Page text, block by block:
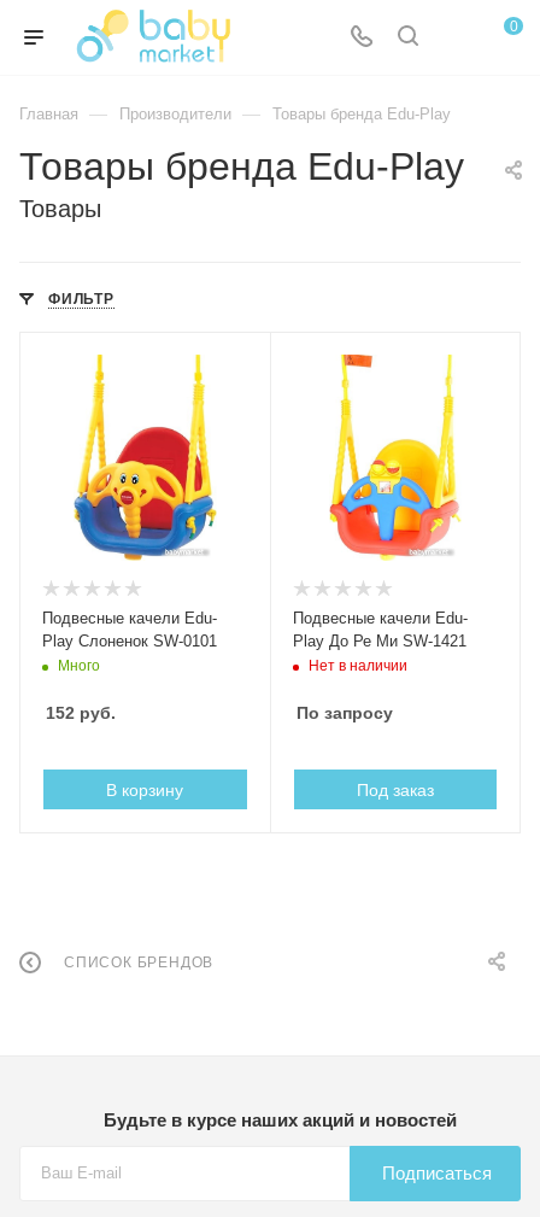
0
Главная — Производители — Товары бренда Edu-Play
Товары бренда Edu-Play
Товары
ФИЛЬТР
Подвесные качели Edu-
Play Слоненок SW-0101
Много
152 руб.
В корзину
Подвесные качели Edu-
Play До Ре Ми SW-1421
Нет в наличии
По запросу
Под заказ
СПИСОК БРЕНДОВ
Будьте в курсе наших акций и новостей
Подписаться